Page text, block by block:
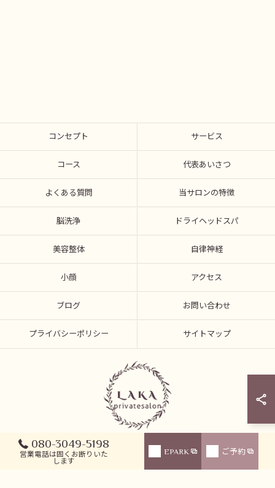
080-3049-5198
営業電話は固くお断りいた
します
EPARK ご予約
コンセプト サービス
コース 代表あいさつ
よくある質問 当サロンの特徴
脳洗浄 ドライヘッドスパ
美容整体 自律神経
小顔 アクセス
ブログ お問い合わせ
プライバシーポリシー サイトマップ
© 2026 富山県高岡市でエステならprivatesalonLAKA ALL RIGHTS RESERVED.